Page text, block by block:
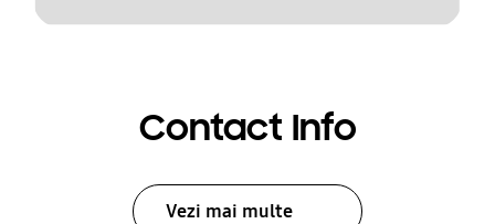
Contact Info
Vezi mai multe